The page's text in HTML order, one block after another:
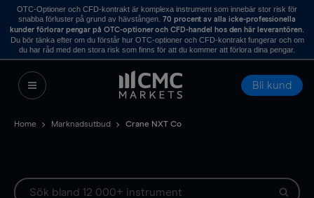
OTC-Optioner och CFD-kontrakt är komplexa instrument som innebär stor risk för
snabba förluster på grund av hävstången. 70 procent av alla icke-professionella
kunder förlorar pengar på OTC-optioner och CFD-handel hos den här leverantören.
Du bör tänka efter om du förstår hur OTC-optioner och CFD-kontrakt fungerar och om
du har råd med den stora risk som finns för att du kommer att förlora dina pengar.
Bli kund
Home Marknadsutbud Crane NXT Co